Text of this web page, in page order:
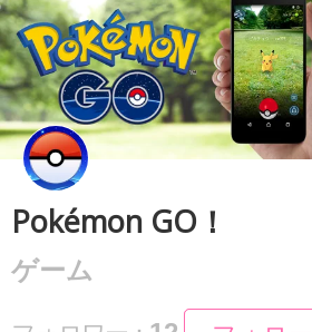
Pokémon GO！
ゲーム